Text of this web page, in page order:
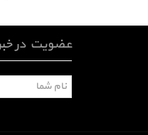
عضویت در